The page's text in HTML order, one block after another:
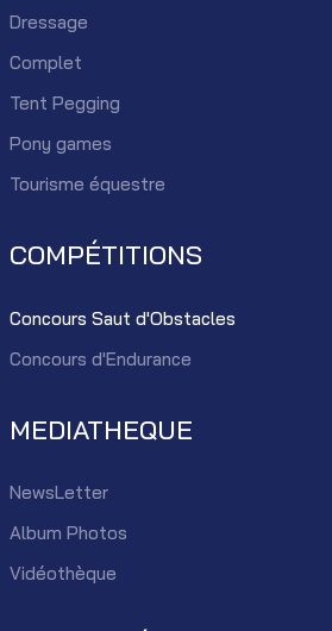
Dressage
Complet
Tent Pegging
Pony games
Tourisme équestre
COMPÉTITIONS
Concours Saut d'Obstacles
Concours d'Endurance
MEDIATHEQUE
NewsLetter
Album Photos
Vidéothèque